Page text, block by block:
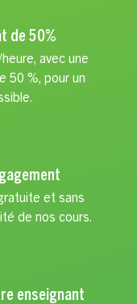
de 50%
avec une
50 %, pour un
et sans
de nos cours.
enseignant